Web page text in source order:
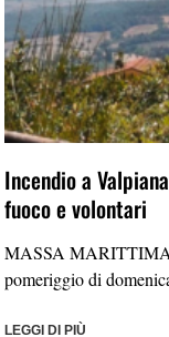
Incendio a
fuoco e volontari
MASSA
pomeriggio di
LEGGI DI PIÙ